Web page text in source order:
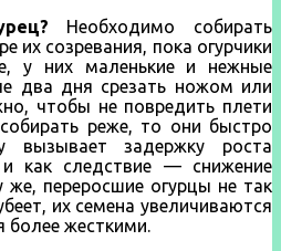
Необходимо собирать
их созревания, пока огурчики
у них маленькие и нежные
два дня срезать ножом или
чтобы не повредить плети
реже, то они быстро
вызывает задержку роста
как следствие — снижение
переросшие огурцы не так
их семена увеличиваются
более жесткими.